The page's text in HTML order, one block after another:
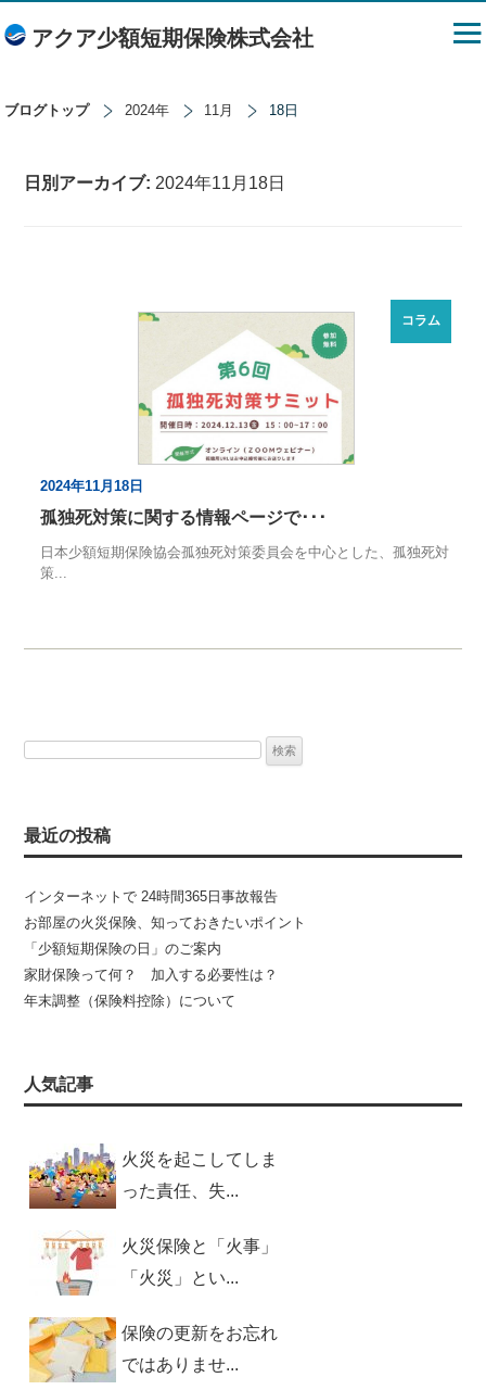
アクア少額短期保険株式会社
ブログトップ 2024年 11月 18日
日別アーカイブ: 2024年11月18日
2024年11月18日
孤独死対策に関する情報ページで･･･
日本少額短期保険協会孤独死対策委員会を中心とした、孤独死対
策...
コラム
検
最近の投稿
インターネットで 24時間365日事故報告
お部屋の火災保険、知っておきたいポイント
「少額短期保険の日」のご案内
家財保険って何？ 加入する必要性は？
年末調整（保険料控除）について
人気記事
火災を起こしてしま
った責任、失...
火災保険と「火事」
「火災」とい...
保険の更新をお忘れ
ではありませ...